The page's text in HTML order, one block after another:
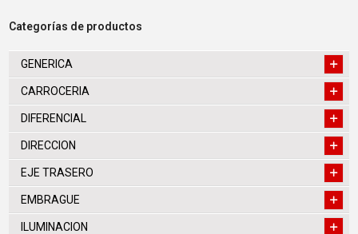
Categorías de productos
GENERICA
CARROCERIA
DIFERENCIAL
DIRECCION
EJE TRASERO
EMBRAGUE
ILUMINACION